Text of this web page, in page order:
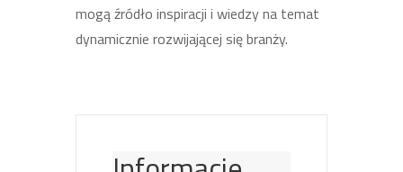
mogą źródło inspiracji i wiedzy na temat
dynamicznie rozwijającej się branży.